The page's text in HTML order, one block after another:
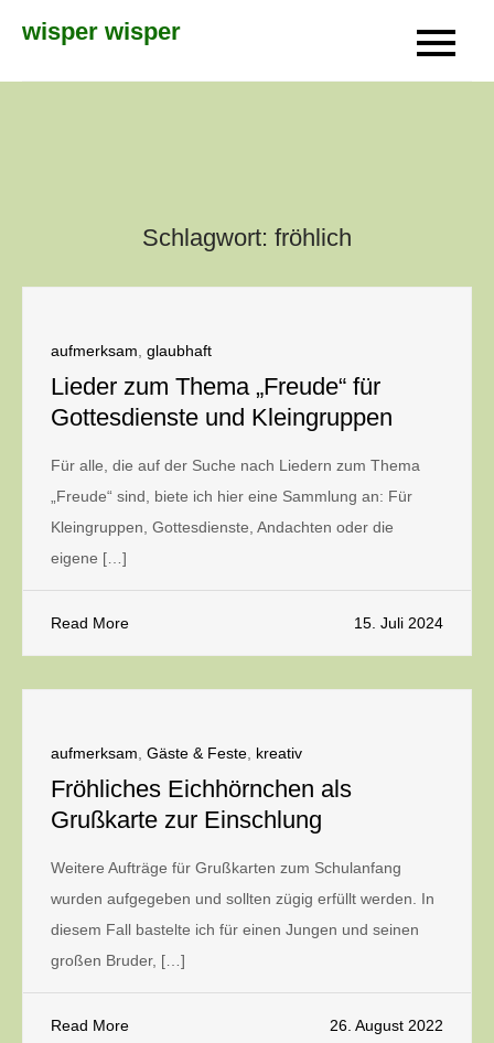
wisper wisper
Schlagwort: fröhlich
aufmerksam glaubhaft
Lieder zum Thema „Freude“ für
Gottesdienste und Kleingruppen
Für alle, die auf der Suche nach Liedern zum Thema
„Freude“ sind, biete ich hier eine Sammlung an: Für
Kleingruppen, Gottesdienste, Andachten oder die
eigene […]
Read More 15. Juli 2024
aufmerksam Gäste & Feste kreativ
Fröhliches Eichhörnchen als
Grußkarte zur Einschlung
Weitere Aufträge für Grußkarten zum Schulanfang
wurden aufgegeben und sollten zügig erfüllt werden. In
diesem Fall bastelte ich für einen Jungen und seinen
großen Bruder, […]
Read More 26. August 2022